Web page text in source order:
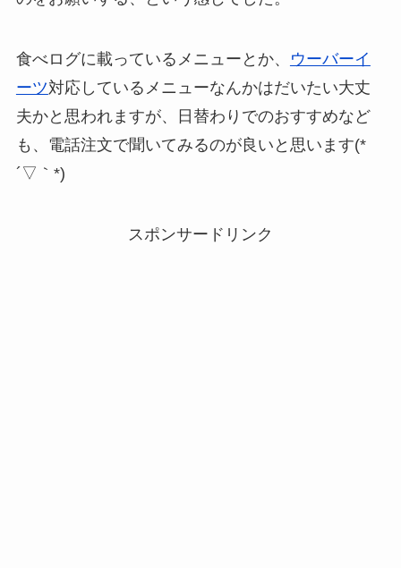
食べログに載っているメニューとか、
ウーバーイ
ーツ対応しているメニューなんかはだいたい大丈
夫かと思われますが、日替わりでのおすすめなど
も、電話注文で聞いてみるのが良いと思います(*
´▽｀*)
スポンサードリンク